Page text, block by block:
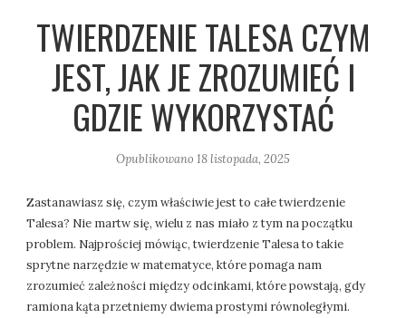
TWIERDZENIE TALESA CZYM
JEST, JAK JE ZROZUMIEĆ I
GDZIE WYKORZYSTAĆ
Opublikowano 18 listopada, 2025
Zastanawiasz się, czym właściwie jest to całe twierdzenie
Talesa? Nie martw się, wielu z nas miało z tym na początku
problem. Najprościej mówiąc, twierdzenie Talesa to takie
sprytne narzędzie w matematyce, które pomaga nam
zrozumieć zależności między odcinkami, które powstają, gdy
ramiona kąta przetniemy dwiema prostymi równoległymi.